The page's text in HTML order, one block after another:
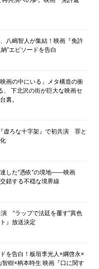
八嶋智人が集結！映画『免許
”エピソードを告白
画の中にいる」メタ構造の衝
、 下北沢の街が巨大な映画セ
裏。
虚ろな十字架』で初共演 罪と
達した“憑依”の境地――映画
錯する不穏な境界線
“ラップで法廷を覆す”異色
』放送決定
を告白！板垣李光人×綱啓永×
樹×柄本時生 映画『口に関す